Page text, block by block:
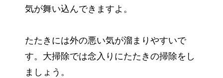
気が舞い込んできますよ。
たたきには外の悪い気が溜まりやすいで
す。大掃除では念入りにたたきの掃除をし
ましょう。